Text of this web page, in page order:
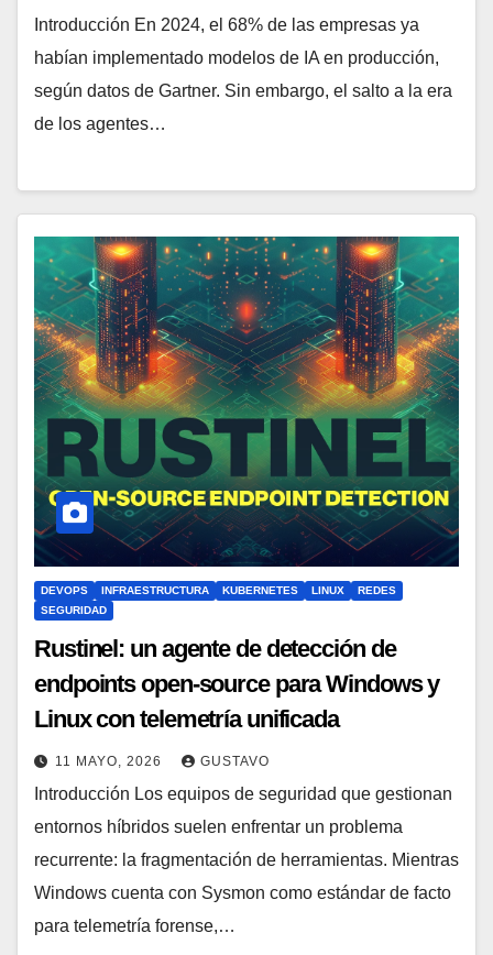
Introducción En 2024, el 68% de las empresas ya
habían implementado modelos de IA en producción,
según datos de Gartner. Sin embargo, el salto a la era
de los agentes…
DEVOPS INFRAESTRUCTURA KUBERNETES LINUX
REDES
SEGURIDAD
Rustinel: un agente de detección de
endpoints open-source para Windows y
Linux con telemetría unificada
11 MAYO, 2026 GUSTAVO
Introducción Los equipos de seguridad que gestionan
entornos híbridos suelen enfrentar un problema
recurrente: la fragmentación de herramientas. Mientras
Windows cuenta con Sysmon como estándar de facto
para telemetría forense,…